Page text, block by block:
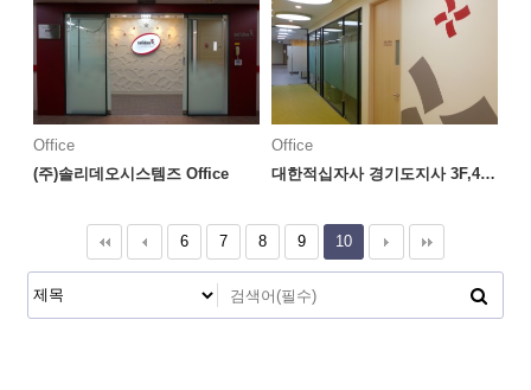
Office
(주)솔리데오시스템즈 Office
Office
대한적십자사 경기도지사 3F,4F Office
6 7 8 9 10